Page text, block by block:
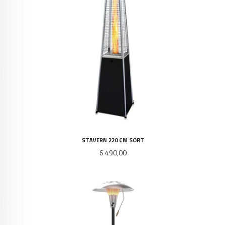
STAVERN 220 CM SORT
Pris
6 490,00